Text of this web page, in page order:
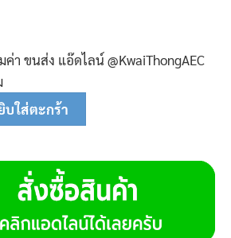
า ขนส่ง แอ๊ดไลน์ @KwaiThongAEC
10100 ชิ้น
บใส่ตะกร้า